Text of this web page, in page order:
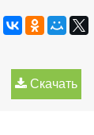
Скачать